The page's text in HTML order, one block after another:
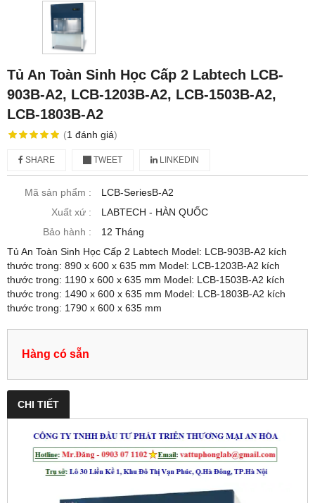
Tủ An Toàn Sinh Học Cấp 2 Labtech LCB-
903B-A2, LCB-1203B-A2, LCB-1503B-A2,
LCB-1803B-A2
(1 đánh giá)
SHARE TWEET LINKEDIN
Mã sản phẩm :
LCB-SeriesB-A2
Xuất xứ :
LABTECH - HÀN QUỐC
Bảo hành :
12 Tháng
Tủ An Toàn Sinh Học Cấp 2 Labtech Model: LCB-903B-A2 kích
thước trong: 890 x 600 x 635 mm Model: LCB-1203B-A2 kích
thước trong: 1190 x 600 x 635 mm Model: LCB-1503B-A2 kích
thước trong: 1490 x 600 x 635 mm Model: LCB-1803B-A2 kích
thước trong: 1790 x 600 x 635 mm
Hàng có sẵn
CHI TIẾT